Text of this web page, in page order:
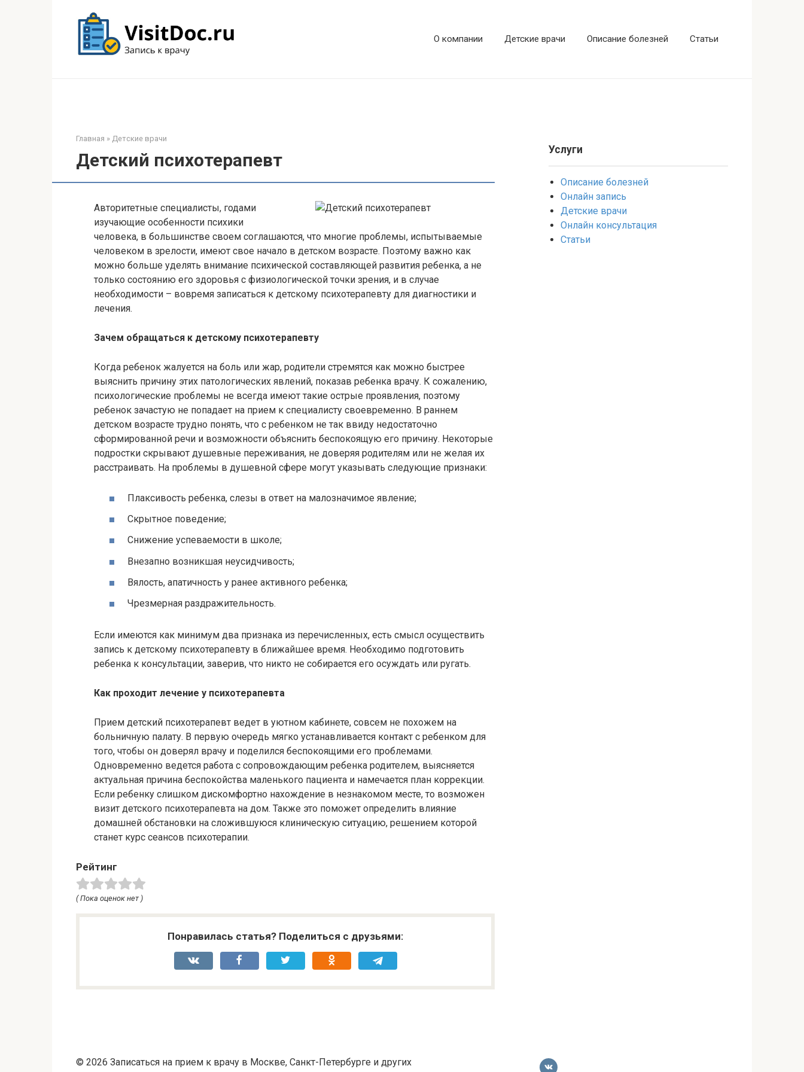
О компании Детские врачи Описание болезней Статьи
Главная » Детские врачи
Детский психотерапевт
Авторитетные специалисты, годами
изучающие особенности психики
человека, в большинстве своем соглашаются, что многие проблемы, испытываемые
человеком в зрелости, имеют свое начало в детском возрасте. Поэтому важно как
можно больше уделять внимание психической составляющей развития ребенка, а не
только состоянию его здоровья с физиологической точки зрения, и в случае
необходимости – вовремя записаться к детскому психотерапевту для диагностики и
лечения.
Зачем обращаться к детскому психотерапевту
Когда ребенок жалуется на боль или жар, родители стремятся как можно быстрее
выяснить причину этих патологических явлений, показав ребенка врачу. К сожалению,
психологические проблемы не всегда имеют такие острые проявления, поэтому
ребенок зачастую не попадает на прием к специалисту своевременно. В раннем
детском возрасте трудно понять, что с ребенком не так ввиду недостаточно
сформированной речи и возможности объяснить беспокоящую его причину. Некоторые
подростки скрывают душевные переживания, не доверяя родителям или не желая их
расстраивать. На проблемы в душевной сфере могут указывать следующие признаки:
Плаксивость ребенка, слезы в ответ на малозначимое явление;
Скрытное поведение;
Снижение успеваемости в школе;
Внезапно возникшая неусидчивость;
Вялость, апатичность у ранее активного ребенка;
Чрезмерная раздражительность.
Если имеются как минимум два признака из перечисленных, есть смысл осуществить
запись к детскому психотерапевту в ближайшее время. Необходимо подготовить
ребенка к консультации, заверив, что никто не собирается его осуждать или ругать.
Как проходит лечение у психотерапевта
Прием детский психотерапевт ведет в уютном кабинете, совсем не похожем на
больничную палату. В первую очередь мягко устанавливается контакт с ребенком для
того, чтобы он доверял врачу и поделился беспокоящими его проблемами.
Одновременно ведется работа с сопровождающим ребенка родителем, выясняется
актуальная причина беспокойства маленького пациента и намечается план коррекции.
Если ребенку слишком дискомфортно нахождение в незнакомом месте, то возможен
визит детского психотерапевта на дом. Также это поможет определить влияние
домашней обстановки на сложившуюся клиническую ситуацию, решением которой
станет курс сеансов психотерапии.
Рейтинг
( Пока оценок нет )
Понравилась статья? Поделиться с друзьями:
Услуги
Описание болезней
Онлайн запись
Детские врачи
Онлайн консультация
Статьи
© 2026 Записаться на прием к врачу в Москве, Санкт-Петербурге и других